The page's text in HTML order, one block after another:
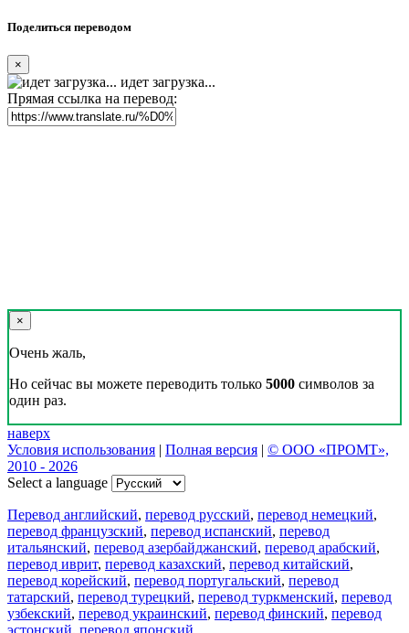
Поделиться переводом
×
идет загрузка...
Прямая ссылка на перевод:
×
Очень жаль,
Но сейчас вы можете переводить только 5000 символов за
один раз.
наверх
Условия использования | Полная версия | © ООО «ПРОМТ»,
2010 - 2026
Select a language
Перевод английский, перевод русский, перевод немецкий,
перевод французский, перевод испанский, перевод
итальянский, перевод азербайджанский, перевод арабский,
перевод иврит, перевод казахский, перевод китайский,
перевод корейский, перевод португальский, перевод
татарский, перевод турецкий, перевод туркменский, перевод
узбекский, перевод украинский, перевод финский, перевод